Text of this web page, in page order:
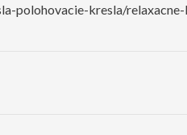
polohovacie-kresla/